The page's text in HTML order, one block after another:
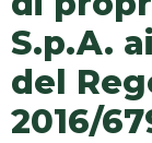
S.p.A.
del
2016/